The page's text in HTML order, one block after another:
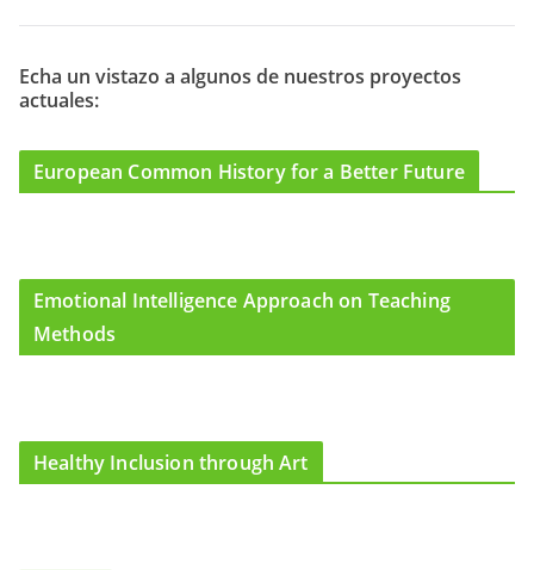
e
o
o
t
g
r
m
t
b
l
Echa un vistazo a algunos de nuestros proyectos
actuales:
European Common History for a Better Future
Emotional Intelligence Approach on Teaching
Methods
Healthy Inclusion through Art